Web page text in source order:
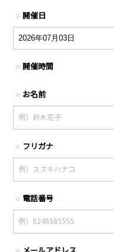
※ 開催日
※ 開催時間
※ お名前
※ フリガナ
※ 電話番号